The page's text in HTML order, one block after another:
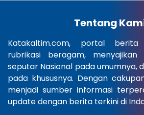
Opini
Gaya
Hidup
×
Tentang
Katakaltim.com, portal
rubrikasi beragam,
seputar Nasional pada umumnya,
pada khususnya. Dengan
menjadi sumber informasi
update dengan berita terkini di